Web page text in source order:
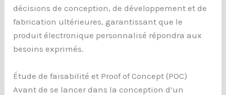
décisions de conception, de développement et de
fabrication ultérieures, garantissant que le
produit électronique personnalisé répondra aux
besoins exprimés.
Étude de faisabilité et Proof of Concept (POC)
Avant de se lancer dans la conception d’un